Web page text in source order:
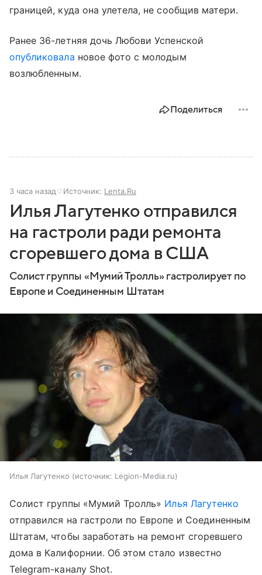
границей, куда она улетела, не сообщив матери.
Ранее 36-летняя дочь Любови Успенской
опубликовала новое фото с молодым
возлюбленным.
Поделиться
3 часа назад Источник: Lenta.Ru
Илья Лагутенко отправился
на гастроли ради ремонта
сгоревшего дома в США
Солист группы «Мумий Тролль» гастролирует по
Европе и Соединенным Штатам
Илья Лагутенко источник: Legion-Media.ru
Солист группы «Мумий Тролль» Илья Лагутенко
отправился на гастроли по Европе и Соединенным
Штатам, чтобы заработать на ремонт сгоревшего
дома в Калифорнии. Об этом стало известно
Telegram-каналу Shot.